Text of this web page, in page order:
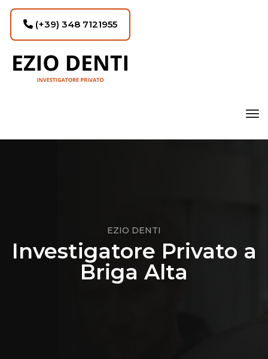
(+39) 348 7121955
EZIO DENTI
Investigatore Privato a
Briga Alta